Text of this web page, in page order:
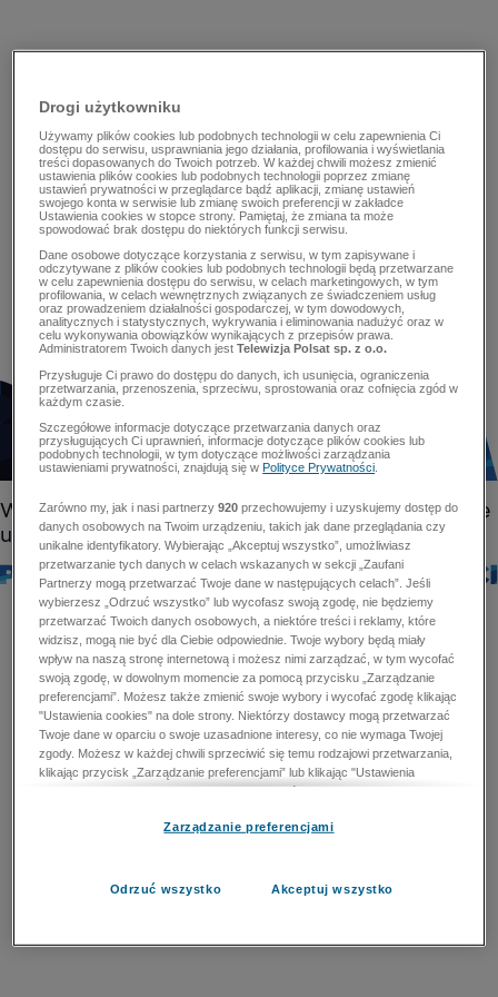
Drogi użytkowniku
Używamy plików cookies lub podobnych technologii w celu zapewnienia Ci
dostępu do serwisu, usprawniania jego działania, profilowania i wyświetlania
treści dopasowanych do Twoich potrzeb. W każdej chwili możesz zmienić
ustawienia plików cookies lub podobnych technologii poprzez zmianę
ustawień prywatności w przeglądarce bądź aplikacji, zmianę ustawień
swojego konta w serwisie lub zmianę swoich preferencji w zakładce
Ustawienia cookies w stopce strony. Pamiętaj, że zmiana ta może
spowodować brak dostępu do niektórych funkcji serwisu.
Dane osobowe dotyczące korzystania z serwisu, w tym zapisywane i
odczytywane z plików cookies lub podobnych technologii będą przetwarzane
w celu zapewnienia dostępu do serwisu, w celach marketingowych, w tym
profilowania, w celach wewnętrznych związanych ze świadczeniem usług
oraz prowadzeniem działalności gospodarczej, w tym dowodowych,
analitycznych i statystycznych, wykrywania i eliminowania nadużyć oraz w
celu wykonywania obowiązków wynikających z przepisów prawa.
Administratorem Twoich danych jestTelewizja Polsat sp. z o.o.
Przysługuje Ci prawo do dostępu do danych, ich usunięcia, ograniczenia
przetwarzania, przenoszenia, sprzeciwu, sprostowania oraz cofnięcia zgód w
każdym czasie.
Szczegółowe informacje dotyczące przetwarzania danych oraz
przysługujących Ci uprawnień, informacje dotyczące plików cookies lub
podobnych technologii, w tym dotyczące możliwości zarządzania
ustawieniami prywatności, znajdują się wPolityce Prywatności
Zarówno my, jak i nasi partnerzy920 przechowujemy i uzyskujemy dostęp do
danych osobowych na Twoim urządzeniu, takich jak dane przeglądania czy
unikalne identyfikatory. Wybierając „Akceptuj wszystko”, umożliwiasz
przetwarzanie tych danych w celach wskazanych w sekcji „Zaufani
Partnerzy mogą przetwarzać Twoje dane w następujących celach”. Jeśli
wybierzesz „Odrzuć wszystko” lub wycofasz swoją zgodę, nie będziemy
przetwarzać Twoich danych osobowych, a niektóre treści i reklamy, które
widzisz, mogą nie być dla Ciebie odpowiednie. Twoje wybory będą miały
wpływ na naszą stronę internetową i możesz nimi zarządzać, w tym wycofać
swoją zgodę, w dowolnym momencie za pomocą przycisku „Zarządzanie
preferencjami”. Możesz także zmienić swoje wybory i wycofać zgodę klikając
"Ustawienia cookies" na dole strony. Niektórzy dostawcy mogą przetwarzać
Twoje dane w oparciu o swoje uzasadnione interesy, co nie wymaga Twojej
zgody. Możesz w każdej chwili sprzeciwić się temu rodzajowi przetwarzania,
klikając przycisk „Zarządzanie preferencjami” lub klikając "Ustawienia
cookies" na dole strony. Nie możesz sprzeciwić się przetwarzaniu przez
zapobiegania oszustwom i naprawiania błędów, a w tym celu mogą zostać
przetwarzaniu danych osobowych w celu dostarczania i prezentacji reklam i
Zarządzanie preferencjami
Odrzuć wszystko Akceptuj wszystko